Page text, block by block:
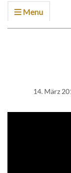
Menu
14. März